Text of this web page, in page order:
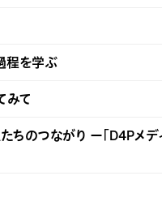
程を学ぶ
みて
たちのつながり ー「D4P